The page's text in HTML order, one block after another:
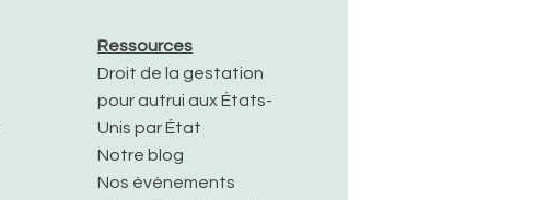
Ressources
Droit de la gestation
pour autrui aux États-
Unis par État
Notre blog
Nos événements